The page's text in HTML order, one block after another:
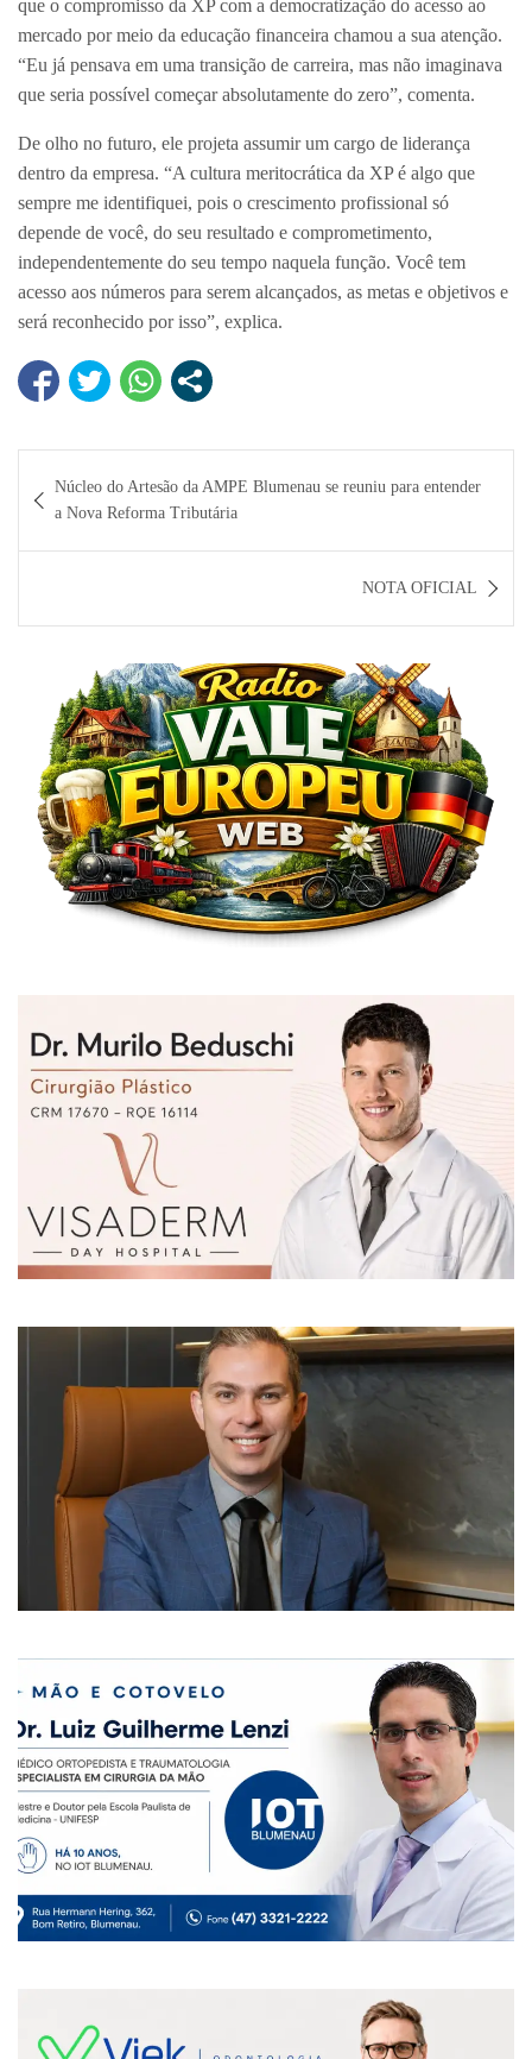
que o compromisso da XP com a democratização do acesso ao
mercado por meio da educação financeira chamou a sua atenção.
“Eu já pensava em uma transição de carreira, mas não imaginava
que seria possível começar absolutamente do zero”, comenta.
De olho no futuro, ele projeta assumir um cargo de liderança
dentro da empresa. “A cultura meritocrática da XP é algo que
sempre me identifiquei, pois o crescimento profissional só
depende de você, do seu resultado e comprometimento,
independentemente do seu tempo naquela função. Você tem
acesso aos números para serem alcançados, as metas e objetivos e
será reconhecido por isso”, explica.
de
Post
Núcleo do Artesão da AMPE Blumenau se reuniu para entender
a Nova Reforma Tributária
NOTA OFICIAL